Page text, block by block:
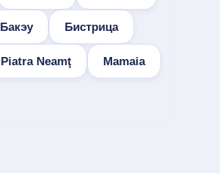
Бакэу Бистрица
Piatra Neamţ Mamaia